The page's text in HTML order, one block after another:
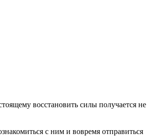
восстановить силы получается не
с ним и вовремя отправиться